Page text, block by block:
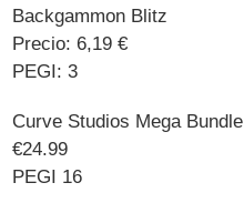
Backgammon Blitz
Precio: 6,19 €
PEGI: 3
Curve Studios Mega Bundle
€24.99
PEGI 16